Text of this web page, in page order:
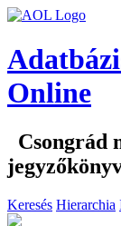
Online
Csongrád
Keresés Hierarchia